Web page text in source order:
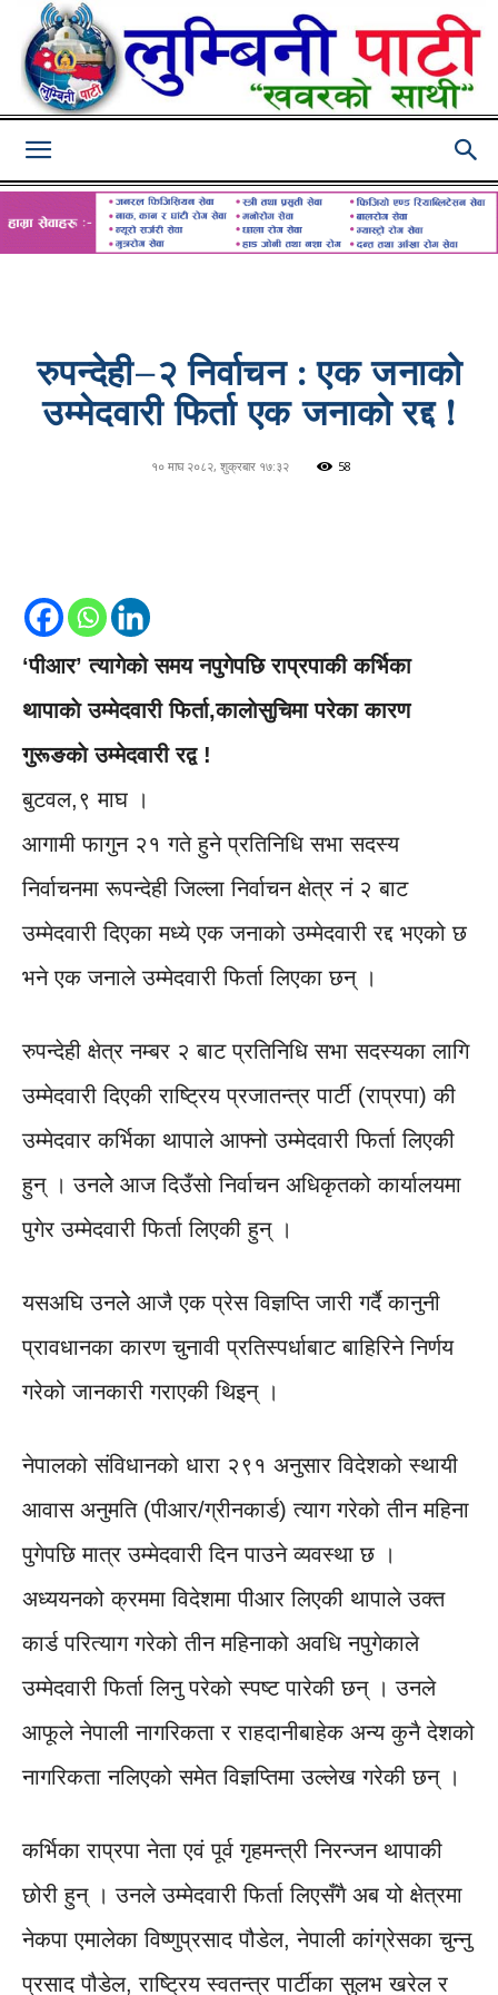
रुपन्देही–२ निर्वाचन : एक जनाको
उम्मेदवारी फिर्ता एक जनाको रद्द !
१० माघ २०८२, शुक्रबार १७:३२ 58
‘पीआर’ त्यागेको समय नपुगेपछि राप्रपाकी कर्भिका
थापाकाे उम्मेदवारी फिर्ता,कालाेसुचिमा परेका कारण
गुरूङकाे उम्मेदवारी रद्व !
बुटवल,९ माघ ।
आगामी फागुन २१ गते हुने प्रतिनिधि सभा सदस्य
निर्वाचनमा रूपन्देही जिल्ला निर्वाचन क्षेत्र नं २ बाट
उम्मेदवारी दिएका मध्ये एक जनाको उम्मेदवारी रद्द भएको छ
भने एक जनाले उम्मेदवारी फिर्ता लिएका छन् ।
रुपन्देही क्षेत्र नम्बर २ बाट प्रतिनिधि सभा सदस्यका लागि
उम्मेदवारी दिएकी राष्ट्रिय प्रजातन्त्र पार्टी (राप्रपा) की
उम्मेदवार कर्भिका थापाले आफ्नो उम्मेदवारी फिर्ता लिएकी
हुन् । उनलेे आज दिउँसो निर्वाचन अधिकृतको कार्यालयमा
पुगेर उम्मेदवारी फिर्ता लिएकी हुन् ।
यसअघि उनलेे आजै एक प्रेस विज्ञप्ति जारी गर्दै कानुनी
प्रावधानका कारण चुनावी प्रतिस्पर्धाबाट बाहिरिने निर्णय
गरेको जानकारी गराएकी थिइन् ।
नेपालको संविधानको धारा २९१ अनुसार विदेशको स्थायी
आवास अनुमति (पीआर/ग्रीनकार्ड) त्याग गरेको तीन महिना
पुगेपछि मात्र उम्मेदवारी दिन पाउने व्यवस्था छ ।
अध्ययनको क्रममा विदेशमा पीआर लिएकी थापाले उक्त
कार्ड परित्याग गरेको तीन महिनाको अवधि नपुगेकाले
उम्मेदवारी फिर्ता लिनु परेको स्पष्ट पारेकी छन् । उनले
आफूले नेपाली नागरिकता र राहदानीबाहेक अन्य कुनै देशको
नागरिकता नलिएको समेत विज्ञप्तिमा उल्लेख गरेकी छन् ।
कर्भिका राप्रपा नेता एवं पूर्व गृहमन्त्री निरन्जन थापाकी
छोरी हुन् । उनले उम्मेदवारी फिर्ता लिएसँगै अब यो क्षेत्रमा
नेकपा एमालेका विष्णुप्रसाद पौडेल, नेपाली कांग्रेसका चुन्नु
प्रसाद पौडेल, राष्ट्रिय स्वतन्त्र पार्टीका सुलभ खरेल र